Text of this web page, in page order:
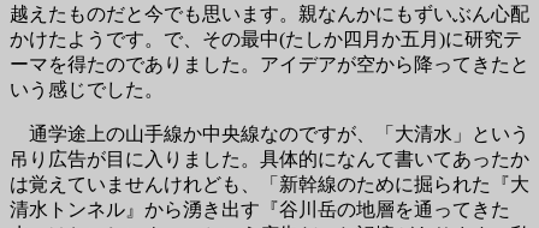
越えたものだと今でも思います。親なんかにもずいぶん心配
かけたようです。で、その最中(たしか四月か五月)に研究テ
ーマを得たのでありました。アイデアが空から降ってきたと
いう感じでした。
通学途上の山手線か中央線なのですが、「大清水」という
吊り広告が目に入りました。具体的になんて書いてあったか
は覚えていませんけれども、「新幹線のために掘られた『大
清水トンネル』から湧き出す『谷川岳の地層を通ってきた